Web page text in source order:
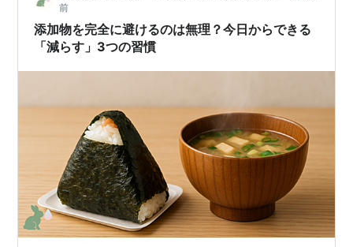
う」とはよく言われます…
前
添加物を完全に避けるのは無理？今日からできる
「減らす」3つの習慣